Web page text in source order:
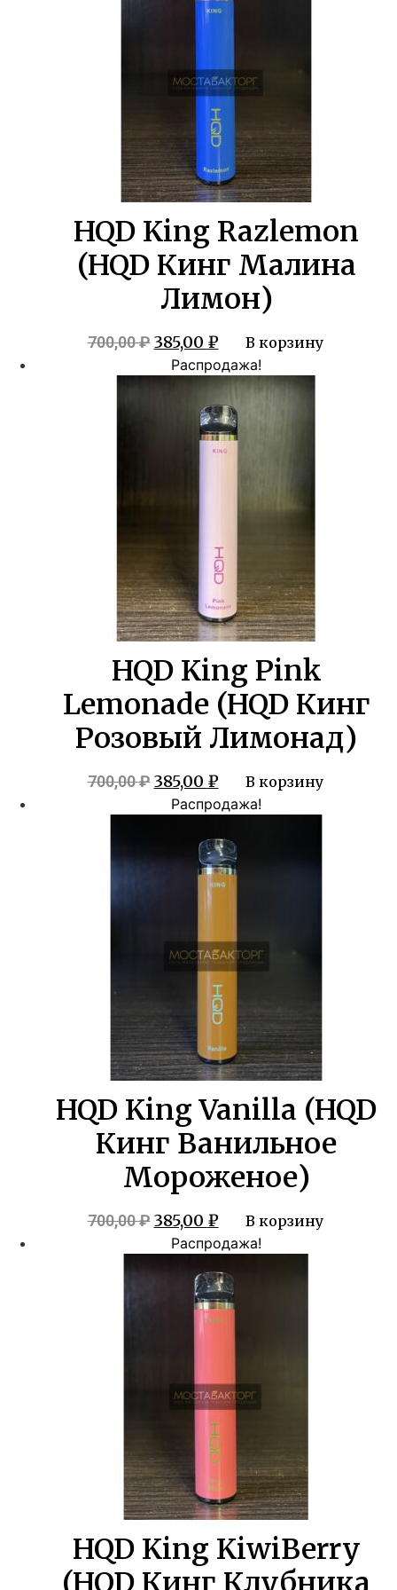
HQD King Razlemon
(HQD Кинг Малина
Лимон)
700,00₽ Первоначальная
цена
составляла
700,00 ₽.
385,00 ₽Текущая
цена:
385,00 ₽.
В корзину
Распродажа!
HQD King Pink
Lemonade (HQD Кинг
Розовый Лимонад)
700,00₽ Первоначальная
цена
700,00 ₽.
385,00 ₽Текущая
цена:
В корзину
Распродажа!
HQD King Vanilla (HQD
Кинг Ванильное
Мороженое)
700,00₽ Первоначальная
цена
составляла
700,00 ₽.
385,00 ₽Текущая
цена:
385,00 ₽.
В корзину
Распродажа!
HQD King KiwiBerry